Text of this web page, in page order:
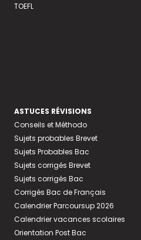
TOEFL
ASTUCES RÉVISIONS
Conseils et Méthodo
Sujets probables Brevet
Sujets Probables Bac
Sujets corrigés Brevet
Sujets corrigés Bac
Corrigés Bac de Français
Calendrier Parcoursup 2026
Calendrier vacances scolaires
Orientation Post Bac